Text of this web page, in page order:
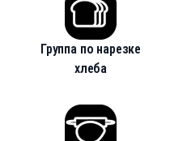
Группа по нарезке
хлеба